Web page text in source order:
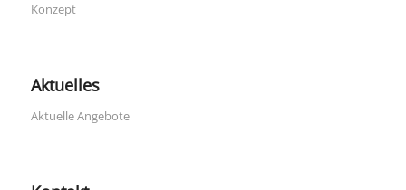
Konzept
Aktuelles
Aktuelle Angebote